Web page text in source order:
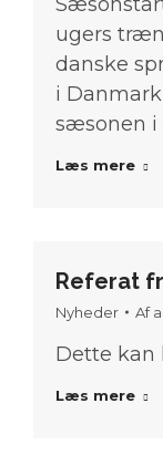
ugers
danske
i
sæsonen i
Læs mere
Referat
Nyheder Af
Dette kan
Læs mere